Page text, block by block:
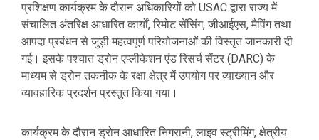
प्रशिक्षण कार्यक्रम के दौरान अधिकारियों को USAC द्वारा राज्य में
संचालित अंतरिक्ष आधारित कार्यों, रिमोट सेंसिंग, जीआईएस, मैपिंग तथा
आपदा प्रबंधन से जुड़ी महत्वपूर्ण परियोजनाओं की विस्तृत जानकारी दी
गई। इसके पश्चात ड्रोन एप्लीकेशन एंड रिसर्च सेंटर (DARC) के
माध्यम से ड्रोन तकनीक के रक्षा क्षेत्र में उपयोग पर व्याख्यान और
व्यावहारिक प्रदर्शन प्रस्तुत किया गया।
कार्यक्रम के दौरान ड्रोन आधारित निगरानी, लाइव स्ट्रीमिंग, क्षेत्रीय